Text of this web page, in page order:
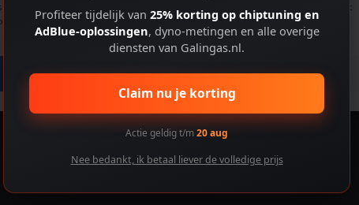
op deze site. Als je geen toestemming geeft of je toestemming intrekt, kan dit
functies en mogelijkheden nadelig beïnvloeden.
Accepteren Voorkeuren bekijken
Profiteer tijdelijk van 25% korting op chiptuning en
AdBlue-oplossingen, dyno-metingen en alle overige
diensten van Galingas.nl.
Claim nu je korting
Actie geldig t/m20 aug
Nee bedankt, ik betaal liever de volledige prijs